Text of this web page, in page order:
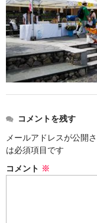
コメントを残す
メールアドレスが公開
は必須項目です
コメント ※